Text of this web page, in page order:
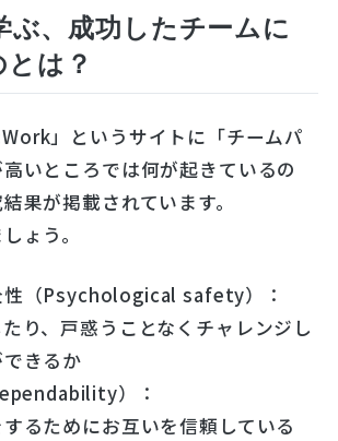
ぶ、成功したチームに
は？
」というサイトに「チームパ
いところでは何が起きているの
果が掲載されています。
ょう。
性（Psychological safety）：
り、戸惑うことなくチャレンジし
きるか
）：
るためにお互いを信頼している